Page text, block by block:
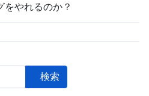
やれるのか？
検索